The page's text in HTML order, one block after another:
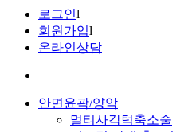
로그인l
회원가입l
온라인상담
안면윤곽/양악
멀티사각턱축소술